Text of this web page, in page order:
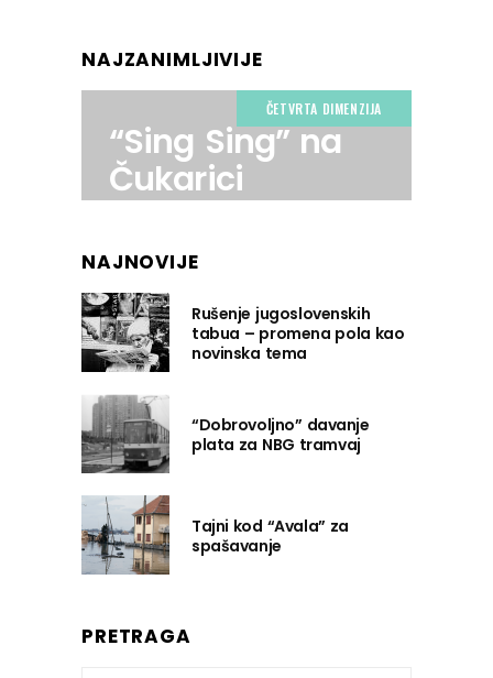
NAJZANIMLJIVIJE
ČETVRTA DIMENZIJA
“Sing Sing” na
Čukarici
NAJNOVIJE
Rušenje jugoslovenskih
tabua – promena pola kao
novinska tema
“Dobrovoljno” davanje
plata za NBG tramvaj
Tajni kod “Avala” za
spašavanje
PRETRAGA